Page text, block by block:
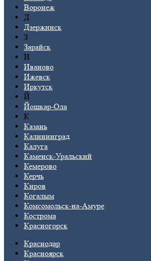
Воронеж
Д
Дзержинск
З
Зарайск
И
Иваново
Ижевск
Иркутск
Й
Йошкар-Ола
К
Казань
Калининград
Калуга
Каменск-Уральский
Кемерово
Керчь
Киров
Когалым
Комсомольск-на-Амуре
Кострома
Красногорск
Краснодар
Красноярск